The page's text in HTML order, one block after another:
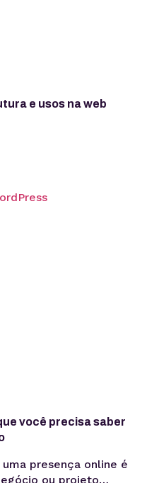
e usos na web
você precisa saber
presença online é
ou projeto